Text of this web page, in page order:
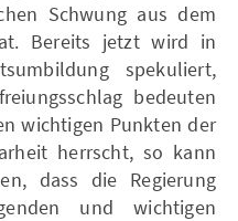
Schwung aus dem
Bereits jetzt wird in
spekuliert,
bedeuten
wichtigen Punkten der
herrscht, so kann
dass die Regierung
und wichtigen